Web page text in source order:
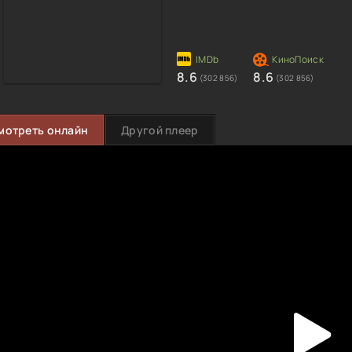
8.6 (302 856) 8.6 (302 856)
онлайн Другой плеер